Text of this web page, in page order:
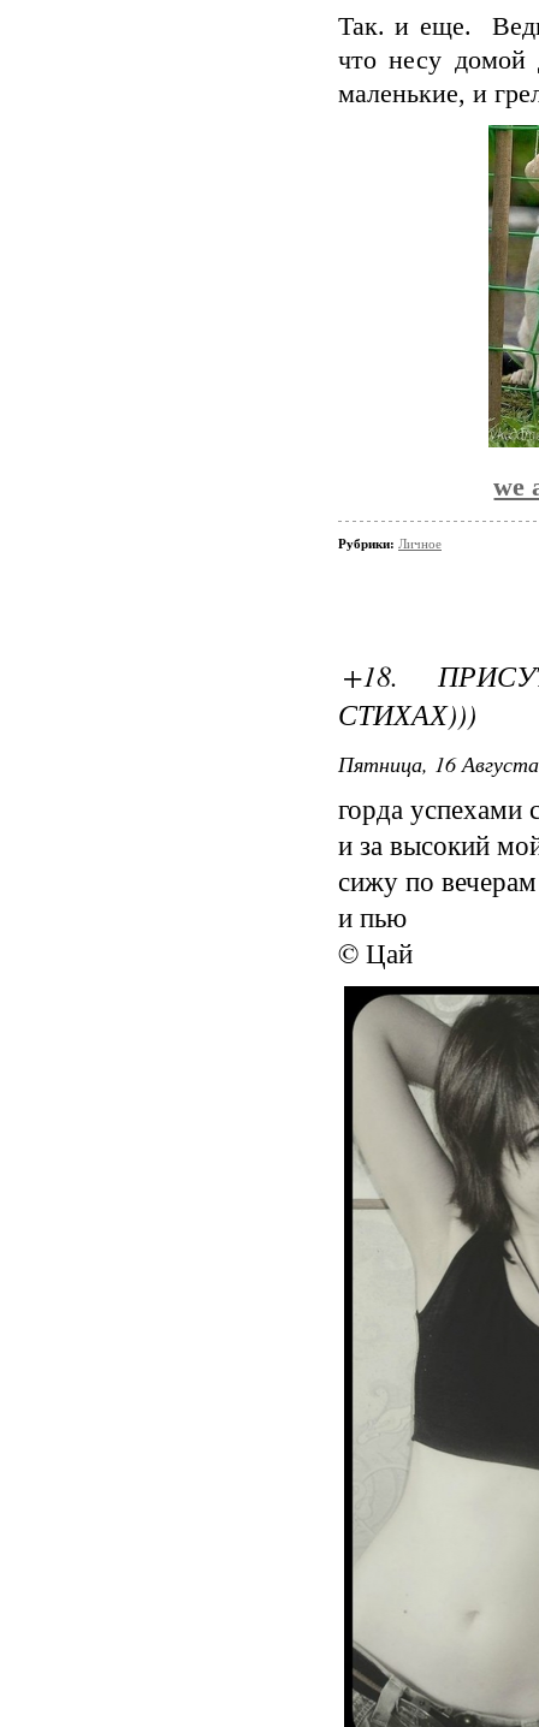
Так. и еще.
что несу домой
маленькие, и
we
Рубрики: Личное
+18.
СТИХАХ)))
Пятница, 16
горда успехами
и за высокий
сижу по
и пью
© Цай